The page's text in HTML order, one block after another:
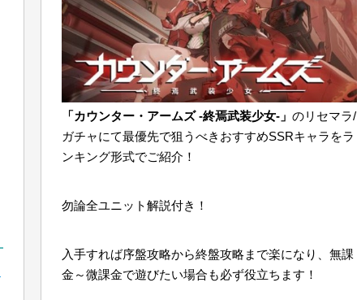
「カウンター・アームズ -終焉武装少女-」 のリセマラ/
ガチャにて最優先で狙うべきおすすめSSRキャラをラ
ンキング形式でご紹介！
勿論全ユニット解説付き！
入手すれば序盤攻略から終盤攻略まで楽になり、無課
金～微課金で遊びたい場合も必ず役立ちます！